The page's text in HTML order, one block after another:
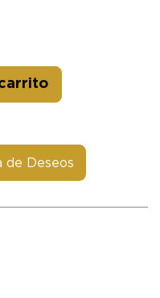
de Deseos